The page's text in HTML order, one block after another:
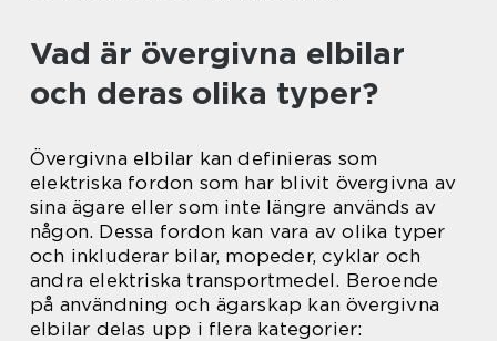
Vad är övergivna elbilar
och deras olika typer?
Övergivna elbilar kan definieras som
elektriska fordon som har blivit övergivna av
sina ägare eller som inte längre används av
någon. Dessa fordon kan vara av olika typer
och inkluderar bilar, mopeder, cyklar och
andra elektriska transportmedel. Beroende
på användning och ägarskap kan övergivna
elbilar delas upp i flera kategorier: